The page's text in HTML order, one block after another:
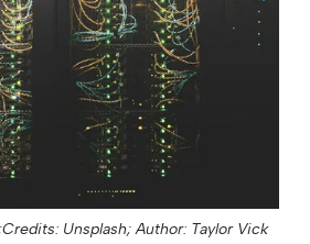
Credits: Unsplash; Author: Taylor Vick;